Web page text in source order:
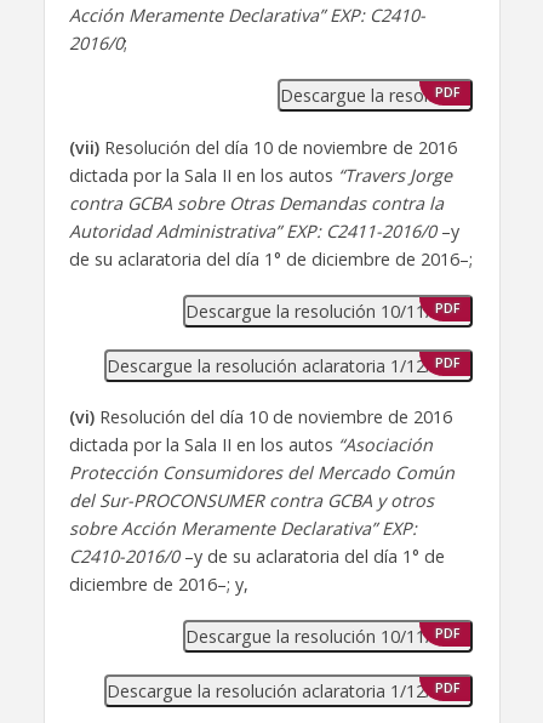
Acción Meramente Declarativa” EXP: C2410-
2016/0;
Descargue la resolución
PDF
(vii)Resolución del día 10 de noviembre de 2016
dictada por la Sala II en los autos “Travers Jorge
contra GCBA sobre Otras Demandas contra la
Autoridad Administrativa” EXP: C2411-2016/0–y
de su aclaratoria del día 1° de diciembre de 2016–;
Descargue la resolución 10/11/2016
PDF
Descargue la resolución aclaratoria 1/12/2016
PDF
(vi)Resolución del día 10 de noviembre de 2016
dictada por la Sala II en los autos “Asociación
Protección Consumidores del Mercado Común
del Sur-PROCONSUMER contra GCBA y otros
sobre Acción Meramente Declarativa” EXP:
C2410-2016/0–y de su aclaratoria del día 1° de
diciembre de 2016–; y,
Descargue la resolución 10/11/2016
PDF
Descargue la resolución aclaratoria 1/12/2016
PDF